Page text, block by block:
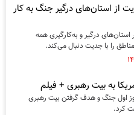
از استان‌های درگیر جنگ به کار
درگیر و به‌کارگیری همه
را با جدیت دنبال می‌کند.
به بیت رهبری + فیلم
اول جنگ و هدف گرفتن بیت رهبری
کرد.